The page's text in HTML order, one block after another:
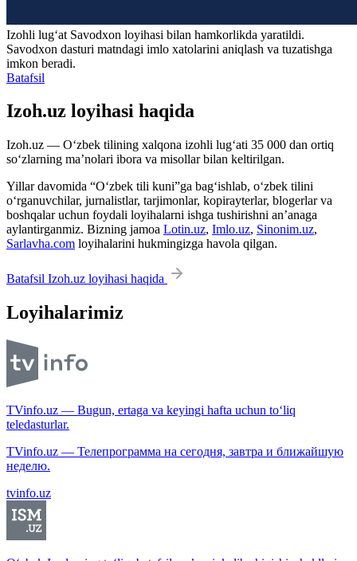
Izohli lugʻat Savodxon loyihasi bilan hamkorlikda yaratildi.
Savodxon dasturi matndagi imlo xatolarini aniqlash va tuzatishga
imkon beradi.
Batafsil
Izoh.uz loyihasi haqida
Izoh.uz — O‘zbek tilining xalqona izohli lug‘ati 35 000 dan ortiq
so‘zlarning ma’nolari ibora va misollar bilan keltirilgan.
Yillar davomida “O‘zbek tili kuni”ga bag‘ishlab, o‘zbek tilini
o‘rganuvchilar, jurnalistlar, tarjimonlar, kopirayterlar, blogerlar va
boshqalar uchun foydali loyihalarni ishga tushirishni an’anaga
aylantirganmiz. Bizning jamoa Lotin.uz, Imlo.uz, Sinonim.uz,
Sarlavha.com loyihalarini hukmingizga havola qilgan.
Batafsil Izoh.uz loyihasi haqida
Loyihalarimiz
TVinfo.uz — Bugun, ertaga va keyingi hafta uchun to‘liq
teledasturlar.
TVinfo.uz — Телепрограмма на сегодня, завтра и ближайшую
неделю.
tvinfo.uz